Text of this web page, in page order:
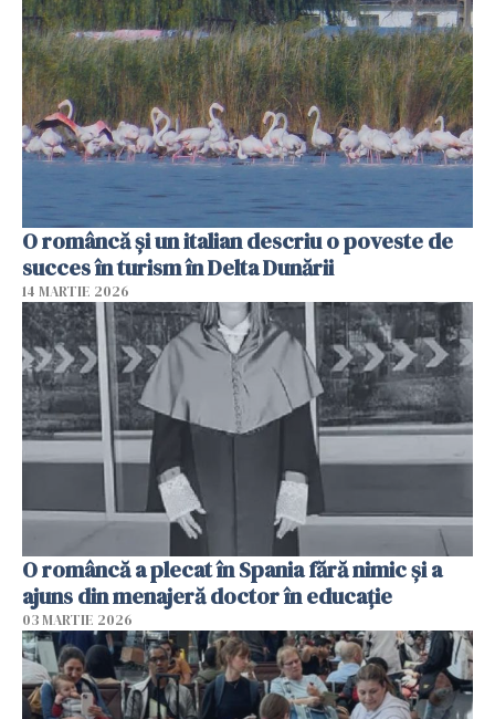
O româncă și un italian descriu o poveste de
succes în turism în Delta Dunării
14 MARTIE 2026
O româncă a plecat în Spania fără nimic și a
ajuns din menajeră doctor în educație
03 MARTIE 2026